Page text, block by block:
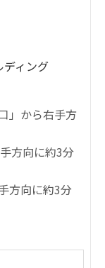
ィング
」から右手方
方向に約3分
方向に約3分